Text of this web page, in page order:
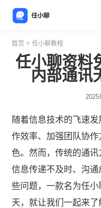
首页 > 任小聊教程
任小聊资料
内部通讯
2025
随着信息技术的飞速
作效率、加强团队协
色。然而，传统的通
信息传递不及时、沟
些问题，一款名为任小
天，就让我们一起来